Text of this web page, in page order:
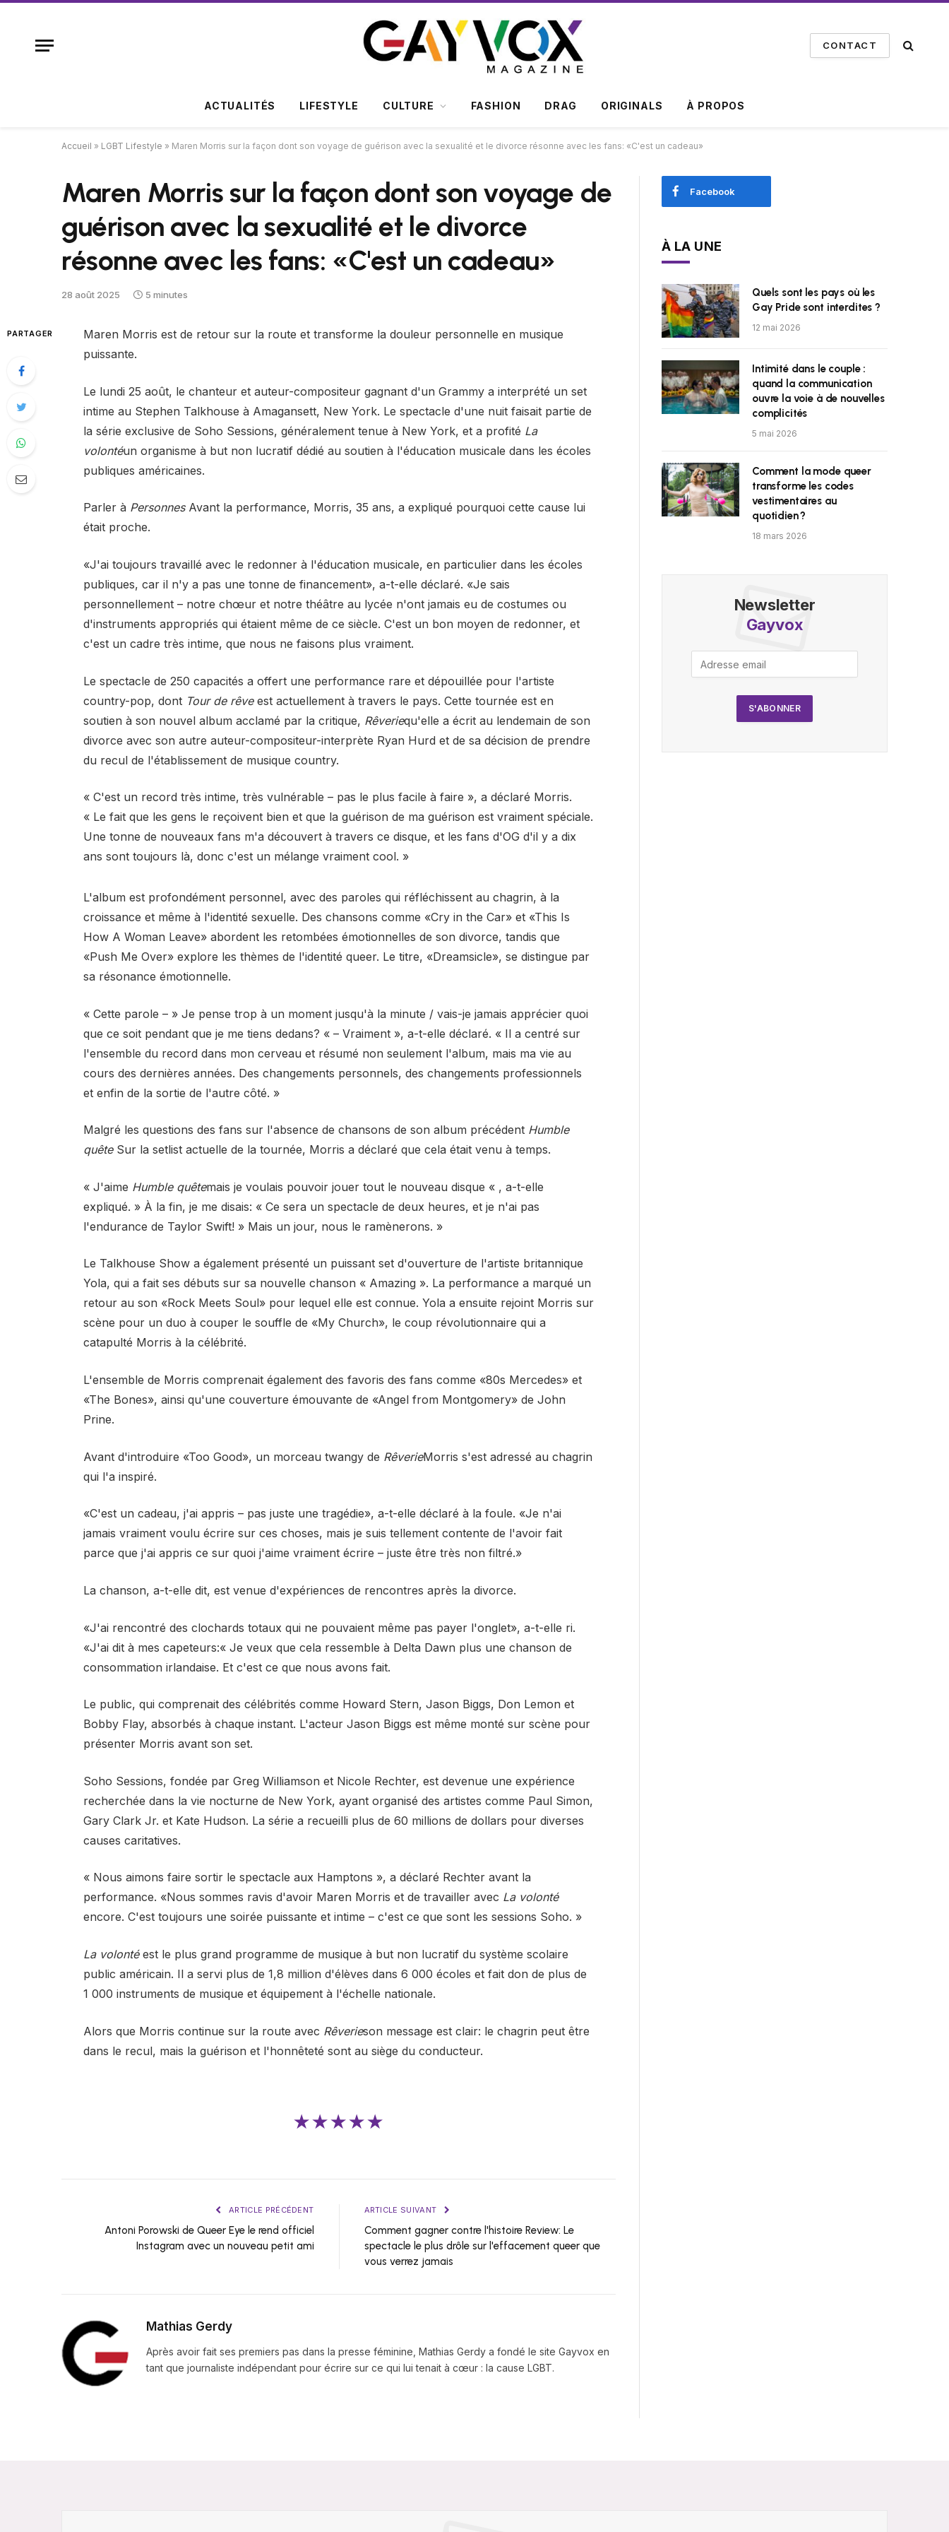
CONTACT
ACTUALITÉS LIFESTYLE CULTURE FASHION DRAG ORIGINALS À PROPOS
Accueil » LGBT Lifestyle » Maren Morris sur la façon dont son voyage de guérison avec la sexualité et le divorce résonne avec les fans: «C'est un cadeau»
Maren Morris sur la façon dont son voyage de
guérison avec la sexualité et le divorce
résonne avec les fans: «C'est un cadeau»
28 août 2025 5 minutes
PARTAGER
Maren Morris est de retour sur la route et transforme la douleur personnelle en musique
puissante.
Le lundi 25 août, le chanteur et auteur-compositeur gagnant d'un Grammy a interprété un set
intime au Stephen Talkhouse à Amagansett, New York. Le spectacle d'une nuit faisait partie de
la série exclusive de Soho Sessions, généralement tenue à New York, et a profité La
volontéun organisme à but non lucratif dédié au soutien à l'éducation musicale dans les écoles
publiques américaines.
Parler à PersonnesAvant la performance, Morris, 35 ans, a expliqué pourquoi cette cause lui
était proche.
«J'ai toujours travaillé avec le redonner à l'éducation musicale, en particulier dans les écoles
publiques, car il n'y a pas une tonne de financement», a-t-elle déclaré. «Je sais
personnellement – notre chœur et notre théâtre au lycée n'ont jamais eu de costumes ou
d'instruments appropriés qui étaient même de ce siècle. C'est un bon moyen de redonner, et
c'est un cadre très intime, que nous ne faisons plus vraiment.
Le spectacle de 250 capacités a offert une performance rare et dépouillée pour l'artiste
country-pop, dont Tour de rêveest actuellement à travers le pays. Cette tournée est en
soutien à son nouvel album acclamé par la critique, Rêveriequ'elle a écrit au lendemain de son
divorce avec son autre auteur-compositeur-interprète Ryan Hurd et de sa décision de prendre
du recul de l'établissement de musique country.
« C'est un record très intime, très vulnérable – pas le plus facile à faire », a déclaré Morris.
« Le fait que les gens le reçoivent bien et que la guérison de ma guérison est vraiment spéciale.
Une tonne de nouveaux fans m'a découvert à travers ce disque, et les fans d'OG d'il y a dix
ans sont toujours là, donc c'est un mélange vraiment cool. »
L'album est profondément personnel, avec des paroles qui réfléchissent au chagrin, à la
croissance et même à l'identité sexuelle. Des chansons comme «Cry in the Car» et «This Is
How A Woman Leave» abordent les retombées émotionnelles de son divorce, tandis que
«Push Me Over» explore les thèmes de l'identité queer. Le titre, «Dreamsicle», se distingue par
sa résonance émotionnelle.
« Cette parole – » Je pense trop à un moment jusqu'à la minute / vais-je jamais apprécier quoi
que ce soit pendant que je me tiens dedans? « – Vraiment », a-t-elle déclaré. « Il a centré sur
l'ensemble du record dans mon cerveau et résumé non seulement l'album, mais ma vie au
cours des dernières années. Des changements personnels, des changements professionnels
et enfin de la sortie de l'autre côté. »
Malgré les questions des fans sur l'absence de chansons de son album précédent Humble
quêteSur la setlist actuelle de la tournée, Morris a déclaré que cela était venu à temps.
« J'aime Humble quêtemais je voulais pouvoir jouer tout le nouveau disque « , a-t-elle
expliqué. » À la fin, je me disais: « Ce sera un spectacle de deux heures, et je n'ai pas
l'endurance de Taylor Swift! » Mais un jour, nous le ramènerons. »
Le Talkhouse Show a également présenté un puissant set d'ouverture de l'artiste britannique
Yola, qui a fait ses débuts sur sa nouvelle chanson « Amazing ». La performance a marqué un
retour au son «Rock Meets Soul» pour lequel elle est connue. Yola a ensuite rejoint Morris sur
scène pour un duo à couper le souffle de «My Church», le coup révolutionnaire qui a
catapulté Morris à la célébrité.
L'ensemble de Morris comprenait également des favoris des fans comme «80s Mercedes» et
«The Bones», ainsi qu'une couverture émouvante de «Angel from Montgomery» de John
Prine.
Avant d'introduire «Too Good», un morceau twangy de RêverieMorris s'est adressé au chagrin
qui l'a inspiré.
«C'est un cadeau, j'ai appris – pas juste une tragédie», a-t-elle déclaré à la foule. «Je n'ai
jamais vraiment voulu écrire sur ces choses, mais je suis tellement contente de l'avoir fait
parce que j'ai appris ce sur quoi j'aime vraiment écrire – juste être très non filtré.»
La chanson, a-t-elle dit, est venue d'expériences de rencontres après la divorce.
«J'ai rencontré des clochards totaux qui ne pouvaient même pas payer l'onglet», a-t-elle ri.
«J'ai dit à mes capeteurs:« Je veux que cela ressemble à Delta Dawn plus une chanson de
consommation irlandaise. Et c'est ce que nous avons fait.
Le public, qui comprenait des célébrités comme Howard Stern, Jason Biggs, Don Lemon et
Bobby Flay, absorbés à chaque instant. L'acteur Jason Biggs est même monté sur scène pour
présenter Morris avant son set.
Soho Sessions, fondée par Greg Williamson et Nicole Rechter, est devenue une expérience
recherchée dans la vie nocturne de New York, ayant organisé des artistes comme Paul Simon,
Gary Clark Jr. et Kate Hudson. La série a recueilli plus de 60 millions de dollars pour diverses
causes caritatives.
« Nous aimons faire sortir le spectacle aux Hamptons », a déclaré Rechter avant la
performance. «Nous sommes ravis d'avoir Maren Morris et de travailler avec La volonté
encore. C'est toujours une soirée puissante et intime – c'est ce que sont les sessions Soho. »
La volontéest le plus grand programme de musique à but non lucratif du système scolaire
public américain. Il a servi plus de 1,8 million d'élèves dans 6 000 écoles et fait don de plus de
1 000 instruments de musique et équipement à l'échelle nationale.
Alors que Morris continue sur la route avec Rêverieson message est clair: le chagrin peut être
dans le recul, mais la guérison et l'honnêteté sont au siège du conducteur.
★★★★★
ARTICLE PRÉCÉDENT
Antoni Porowski de Queer Eye le rend officiel
Instagram avec un nouveau petit ami
ARTICLE SUIVANT
Comment gagner contre l'histoire Review: Le
spectacle le plus drôle sur l'effacement queer que
vous verrez jamais
Mathias Gerdy
Après avoir fait ses premiers pas dans la presse féminine, Mathias Gerdy a fondé le site Gayvox en
tant que journaliste indépendant pour écrire sur ce qui lui tenait à cœur : la cause LGBT.
Facebook
À LA UNE
Quels sont les pays où les
Gay Pride sont interdites ?
12 mai 2026
Intimité dans le couple :
quand la communication
ouvre la voie à de nouvelles
complicités
5 mai 2026
Comment la mode queer
transforme les codes
vestimentaires au
quotidien ?
18 mars 2026
Newsletter
Gayvox